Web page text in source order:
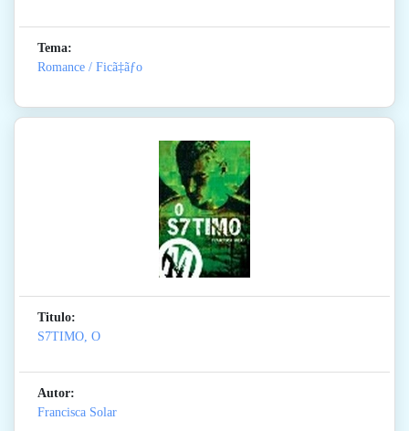
Tema:
Romance / Ficã‡ãƒo
Titulo:
S7TIMO, O
Autor:
Francisca Solar